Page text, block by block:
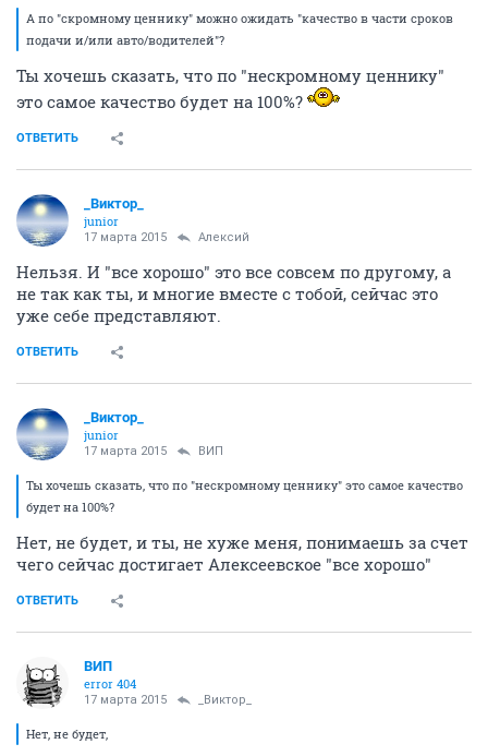
А по "скромному ценнику" можно ожидать "качество в части сроков
подачи и/или авто/водителей"?
Ты хочешь сказать, что по "нескромному ценнику"
это самое качество будет на 100%?
ОТВЕТИТЬ
_Виктор_
juniоr
17 марта 2015 Алексий
Нельзя. И "все хорошо" это все совсем по другому, а
не так как ты, и многие вместе с тобой, сейчас это
уже себе представляют.
ОТВЕТИТЬ
_Виктор_
juniоr
17 марта 2015 ВИП
Ты хочешь сказать, что по "нескромному ценнику" это самое качество
будет на 100%?
Нет, не будет, и ты, не хуже меня, понимаешь за счет
чего сейчас достигает Алексеевское "все хорошо"
ОТВЕТИТЬ
ВИП
error 404
17 марта 2015 _Виктор_
Нет, не будет,